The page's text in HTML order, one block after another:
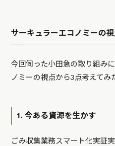
サーキュラーエコノミーの
今回伺った小田急の取り組み
ノミーの視点から3点考えてみ
1. 今ある資源を生かす
ごみ収集業務スマート化実証